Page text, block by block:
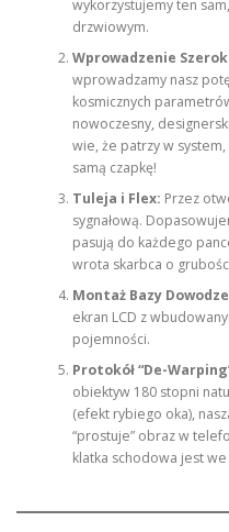
wykorzystujemy ten
drzwiowym.
Wprowadzenie
wprowadzamy nasz
kosmicznych
nowoczesny,
wie, że patrzy w
samą czapkę!
Tuleja i Flex: Przez
sygnałową.
pasują do każdego
wrota skarbca o
Montaż Bazy
ekran LCD z
pojemności.
Protokół “De-
obiektyw 180 stopni
(efekt rybiego oka),
“prostuje” obraz w
klatka schodowa jest